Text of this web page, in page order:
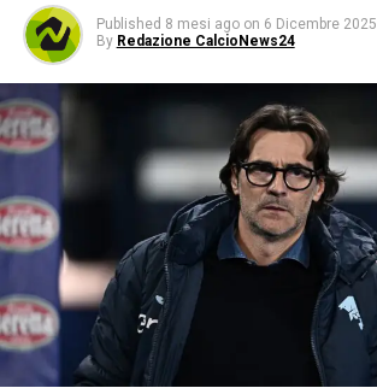
Published 8 mesi ago on 6 Dicembre 2025
By Redazione CalcioNews24